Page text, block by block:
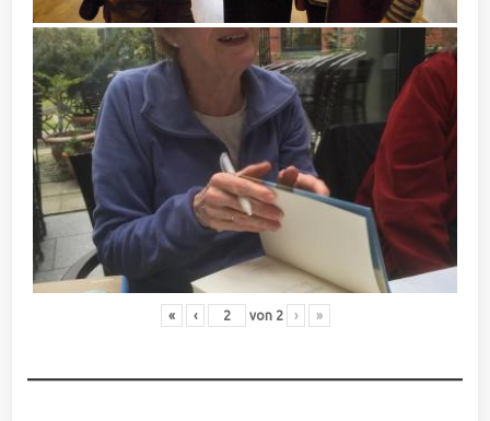
« ‹ von 2 › »